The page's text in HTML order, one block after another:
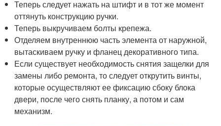
Теперь следует нажать на штифт и в тот же момент
оттянуть конструкцию ручки.
Теперь выкручиваем болты крепежа.
Отделяем внутреннюю часть элемента от наружной,
вытаскиваем ручку и фланец декоративного типа.
Если существует необходимость снятия защелки для
замены либо ремонта, то следует открутить винты,
которые осуществляют ее фиксацию сбоку блока
двери, после чего снять планку, а потом и сам
механизм.